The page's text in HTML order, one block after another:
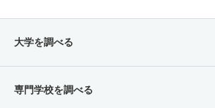
大学を調べる
専門学校を調べる